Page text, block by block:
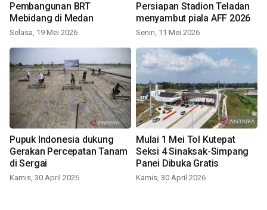
Pembangunan BRT
Mebidang di Medan
Selasa, 19 Mei 2026
Persiapan Stadion Teladan
menyambut piala AFF 2026
Senin, 11 Mei 2026
Pupuk Indonesia dukung
Gerakan Percepatan Tanam
di Sergai
Kamis, 30 April 2026
Mulai 1 Mei Tol Kutepat
Seksi 4 Sinaksak-Simpang
Panei Dibuka Gratis
Kamis, 30 April 2026